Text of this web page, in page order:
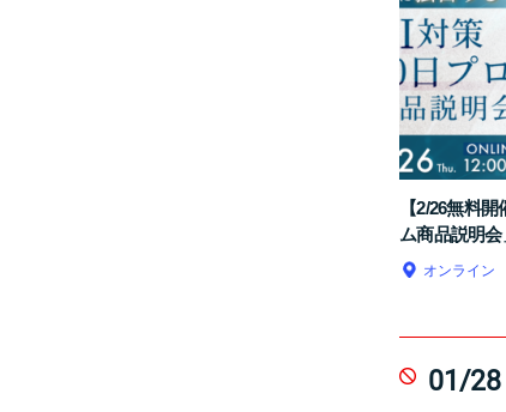
【2/26無料
ム商品説明
オンライン
01/28